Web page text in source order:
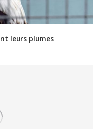
leurs plumes